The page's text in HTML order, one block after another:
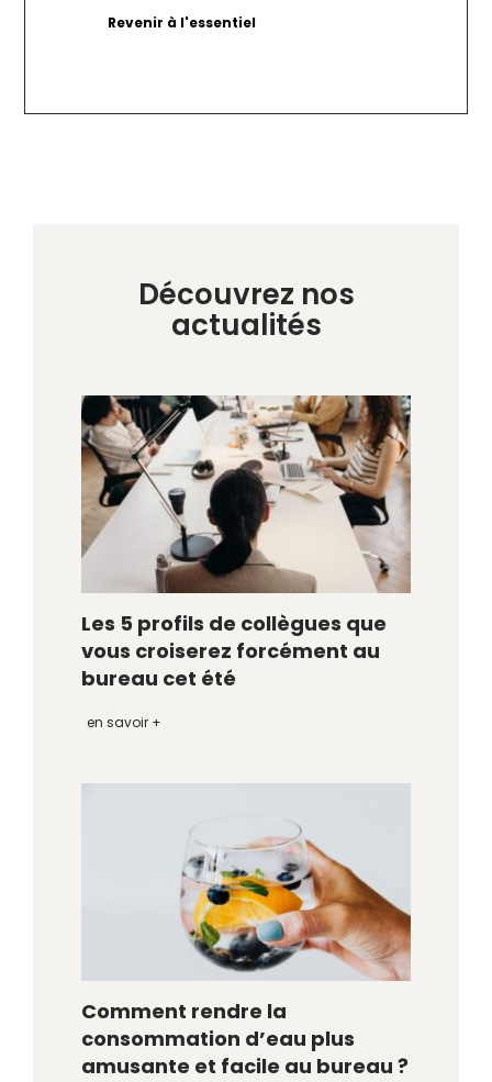
Découvrez nos
actualités
Les 5 profils de collègues que
vous croiserez forcément au
bureau cet été
en savoir +
Comment rendre la
consommation d’eau plus
amusante et facile au bureau ?